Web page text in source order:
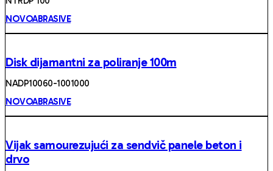
NOVOABRASIVE
Disk dijamantni za poliranje 100m
NADP10060-1001000
NOVOABRASIVE
Vijak samourezujući za sendvič panele beton i
drvo